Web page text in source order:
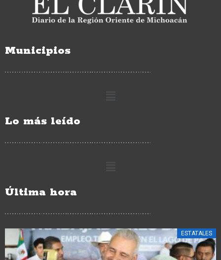
Municipios
Lo más leído
Última hora
ESTATALES